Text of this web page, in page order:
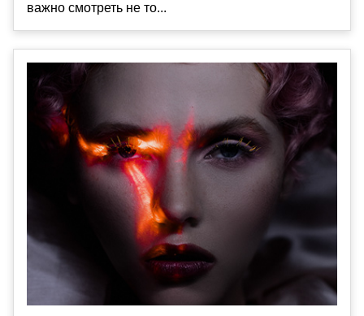
важно смотреть не то...